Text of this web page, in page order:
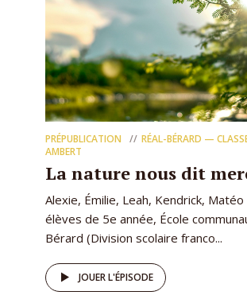
PRÉPUBLICATION
RÉAL-BÉRARD —
AMBERT
La nature nous dit
Alexie, Émilie, Leah, Kendrick,
élèves de 5e année, École
Bérard (Division scolaire franco...
JOUER L'ÉPISODE